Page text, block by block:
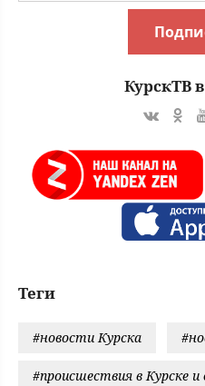
КурскТВ
Теги
#новости Курска
#происшествия в Курске